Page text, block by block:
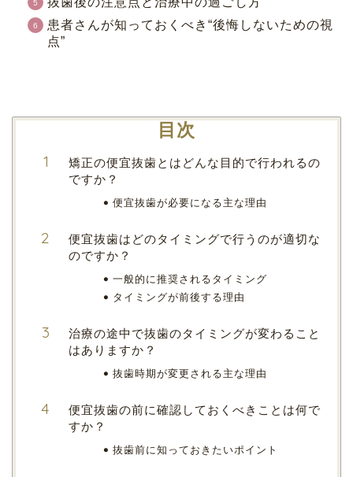
患者さんが知っておくべき“後悔しないための視
点”
目次
矯正の便宜抜歯とはどんな目的で行われるの
ですか？
便宜抜歯が必要になる主な理由
便宜抜歯はどのタイミングで行うのが適切な
のですか？
一般的に推奨されるタイミング
タイミングが前後する理由
治療の途中で抜歯のタイミングが変わること
はありますか？
抜歯時期が変更される主な理由
便宜抜歯の前に確認しておくべきことは何で
すか？
抜歯前に知っておきたいポイント